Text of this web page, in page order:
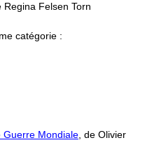
Regina Felsen Torn
catégorie :
Guerre Mondiale, de Olivier